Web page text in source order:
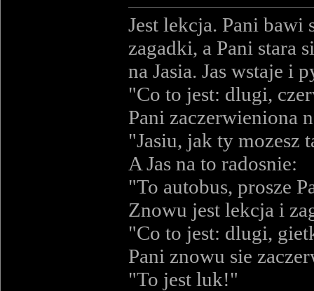
Jest lekcja. Pani
zagadki, a Pani stara
na Jasia. Jas wstaje i
"Co to jest: dlugi,
Pani zaczerwieniona
"Jasiu, jak ty mozesz
A Jas na to radosnie:
"To autobus, prosze
Znowu jest lekcja i
"Co to jest: dlugi,
Pani znowu sie
"To jest luk!"